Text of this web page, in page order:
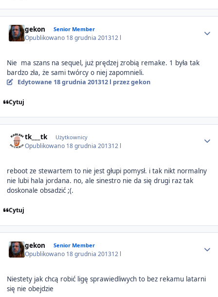
gekon Senior Member
Opublikowano 18 grudnia 201312 l
Nie ma szans na sequel, już prędzej zrobią remake. 1 była tak
bardzo zła, że sami twórcy o niej zapomnieli.
Edytowane 18 grudnia 201312 l przez gekon
Cytuj
tk___tk Użytkownicy
Opublikowano 18 grudnia 201312 l
reboot ze stewartem to nie jest głupi pomysł. i tak nikt normalny
nie lubi hala jordana. no, ale sinestro nie da się drugi raz tak
doskonale obsadzić ;(.
Cytuj
gekon Senior Member
Opublikowano 18 grudnia 201312 l
Niestety jak chcą robić ligę sprawiedliwych to bez rekamu latarni
się nie obejdzie